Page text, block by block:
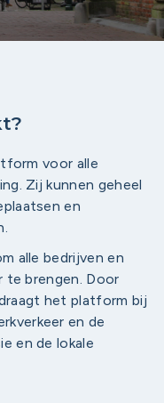
voor alle
Zij kunnen geheel
en
alle bedrijven en
te brengen. Door
het platform bij
en de
en de lokale